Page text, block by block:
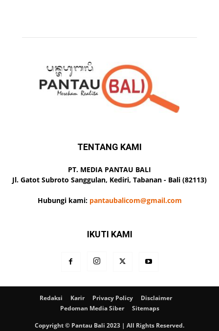
TENTANG KAMI
PT. MEDIA PANTAU BALI
Jl. Gatot Subroto Sanggulan, Kediri, Tabanan - Bali (82113)
Hubungi kami: pantaubalicom@gmail.com
IKUTI KAMI
Redaksi Karir Privacy Policy
Disclaimer
Pedoman Media Siber
Sitemaps
Copyright © Pantau Bali 2023 | All Rights Reserved.